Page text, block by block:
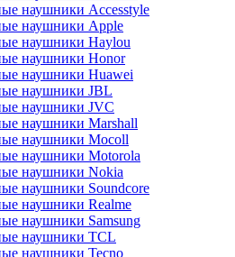
наушники Accesstyle
наушники Apple
наушники Haylou
наушники Honor
наушники Huawei
наушники JBL
наушники JVC
наушники Marshall
наушники Mocoll
наушники Motorola
наушники Nokia
наушники Soundcore
наушники Realme
наушники Samsung
наушники TCL
наушники Tecno